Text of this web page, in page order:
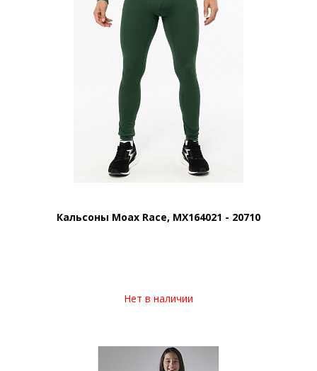
Кальсоны Moax Race, MX164021 - 20710
Нет в наличии